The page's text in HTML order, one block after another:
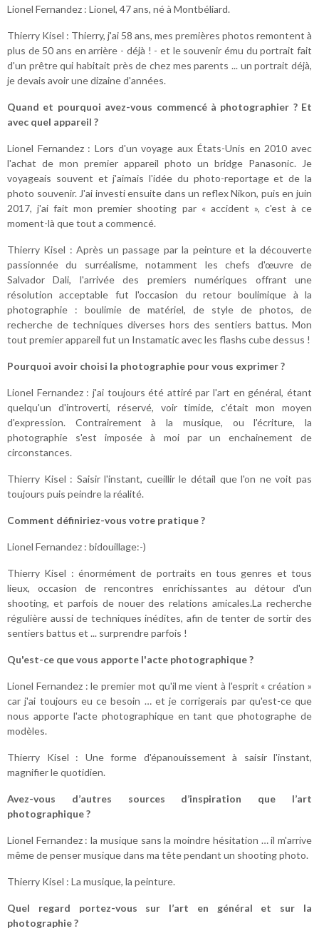
Lionel Fernandez : Lionel, 47 ans, né à Montbéliard.
Thierry Kisel : Thierry, j'ai 58 ans, mes premières photos remontent à
plus de 50 ans en arrière - déjà ! - et le souvenir ému du portrait fait
d'un prêtre qui habitait près de chez mes parents ... un portrait déjà,
je devais avoir une dizaine d'années.
Quand et pourquoi avez-vous commencé à photographier ? Et
avec quel appareil ?
Lionel Fernandez : Lors d'un voyage aux États-Unis en 2010 avec
l'achat de mon premier appareil photo un bridge Panasonic. Je
voyageais souvent et j'aimais l'idée du photo-reportage et de la
photo souvenir. J'ai investi ensuite dans un reflex Nikon, puis en juin
2017, j'ai fait mon premier shooting par « accident », c'est à ce
moment-là que tout a commencé.
Thierry Kisel : Après un passage par la peinture et la découverte
passionnée du surréalisme, notamment les chefs d'œuvre de
Salvador Dali, l'arrivée des premiers numériques offrant une
résolution acceptable fut l'occasion du retour boulimique à la
photographie : boulimie de matériel, de style de photos, de
recherche de techniques diverses hors des sentiers battus. Mon
tout premier appareil fut un Instamatic avec les flashs cube dessus !
Pourquoi avoir choisi la photographie pour vous exprimer ?
Lionel Fernandez : j'ai toujours été attiré par l'art en général, étant
quelqu'un d'introverti, réservé, voir timide, c'était mon moyen
d'expression. Contrairement à la musique, ou l'écriture, la
photographie s'est imposée à moi par un enchainement de
circonstances.
Thierry Kisel : Saisir l'instant, cueillir le détail que l'on ne voit pas
toujours puis peindre la réalité.
Comment définiriez-vous votre pratique ?
Lionel Fernandez : bidouillage:-)
Thierry Kisel : énormément de portraits en tous genres et tous
lieux, occasion de rencontres enrichissantes au détour d'un
shooting, et parfois de nouer des relations amicales.La recherche
régulière aussi de techniques inédites, afin de tenter de sortir des
sentiers battus et ... surprendre parfois !
Qu'est-ce que vous apporte l'acte photographique ?
Lionel Fernandez : le premier mot qu'il me vient à l'esprit « création »
car j'ai toujours eu ce besoin … et je corrigerais par qu'est-ce que
nous apporte l'acte photographique en tant que photographe de
modèles.
Thierry Kisel : Une forme d'épanouissement à saisir l'instant,
magnifier le quotidien.
Avez-vous d’autres sources d’inspiration que l’art
photographique ?
Lionel Fernandez : la musique sans la moindre hésitation … il m'arrive
même de penser musique dans ma tête pendant un shooting photo.
Thierry Kisel : La musique, la peinture.
Quel regard portez-vous sur l’art en général et sur la
photographie ?